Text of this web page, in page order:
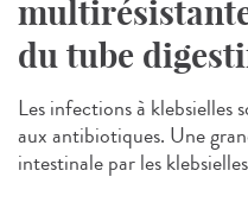
du tube
Les infections à klebsielles
aux antibiotiques. Une
intestinale par les